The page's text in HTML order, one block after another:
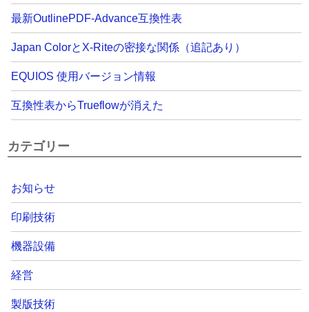
最新OutlinePDF-Advance互換性表
Japan ColorとX-Riteの密接な関係（追記あり）
EQUIOS 使用バージョン情報
互換性表からTrueflowが消えた
カテゴリー
お知らせ
印刷技術
機器設備
経営
製版技術